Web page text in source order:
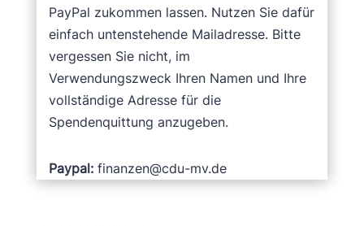
PayPal zukommen lassen. Nutzen Sie dafür
einfach untenstehende Mailadresse. Bitte
vergessen Sie nicht, im
Verwendungszweck Ihren Namen und Ihre
vollständige Adresse für die
Spendenquittung anzugeben.
Paypal:finanzen@cdu-mv.de